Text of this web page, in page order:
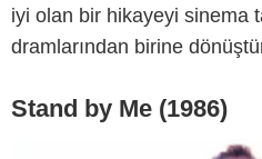
iyi olan bir hikayeyi sinema
dramlarından birine
Stand by Me (1986)